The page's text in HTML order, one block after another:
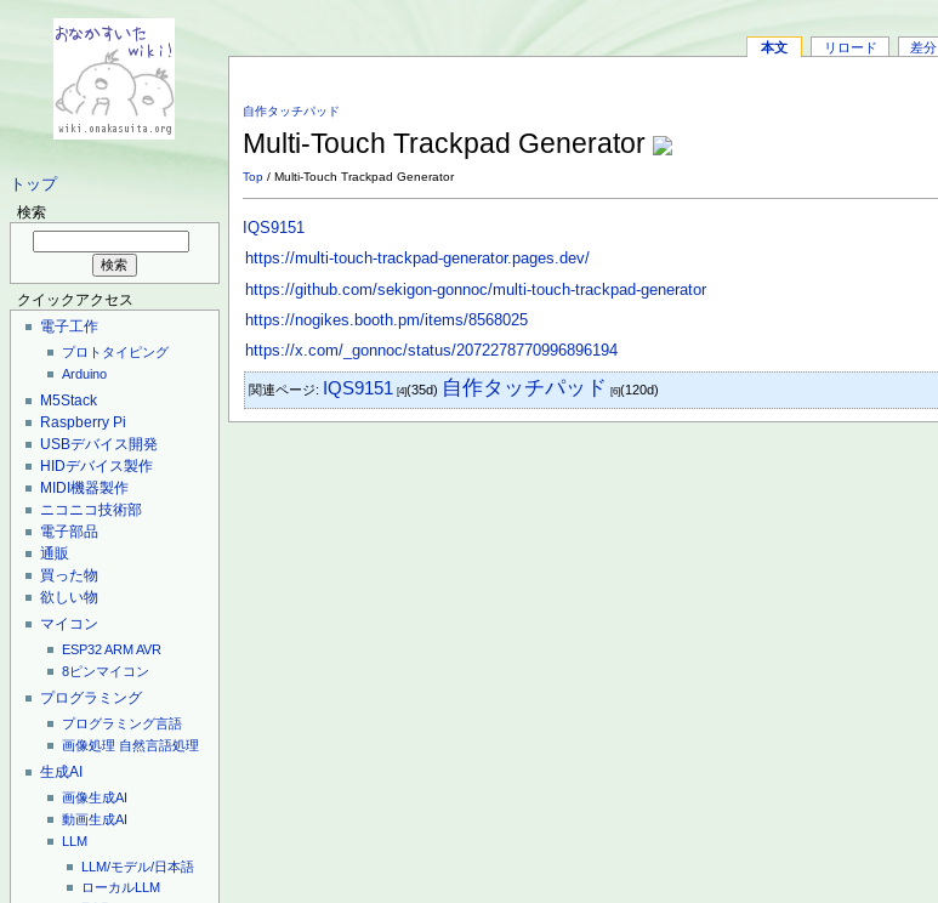
トップ
検索
クイックアクセス
電子工作
プロトタイピング
Arduino
M5Stack
Raspberry Pi
USBデバイス開発
HIDデバイス製作
MIDI機器製作
ニコニコ技術部
電子部品
通販
買った物
欲しい物
マイコン
ESP32ARMAVR
8ピンマイコン
プログラミング
プログラミング言語
画像処理 自然言語処理
生成AI
画像生成AI
動画生成AI
LLM
LLM/モデル/日本語
ローカルLLM
本文 リロード 差分
自作タッチパッド
Multi-Touch Trackpad Generator
Top / Multi-Touch Trackpad Generator
IQS9151
https://multi-touch-trackpad-generator.pages.dev/
https://github.com/sekigon-gonnoc/multi-touch-trackpad-generator
https://nogikes.booth.pm/items/8568025
https://x.com/_gonnoc/status/2072278770996896194
関連ページ: IQS9151 [4](35d) 自作タッチパッド [6](120d)